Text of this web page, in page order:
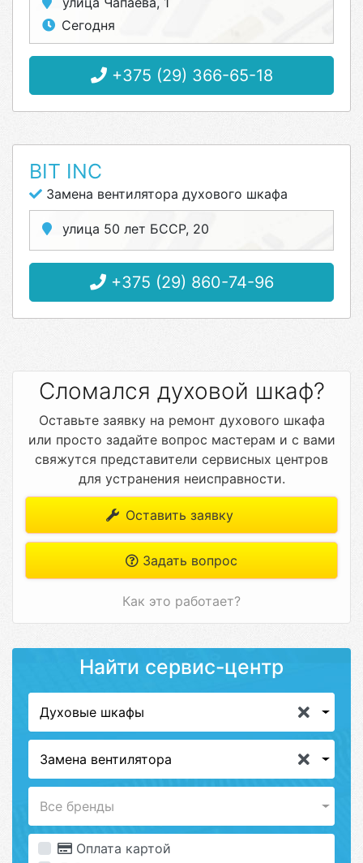
Сегодня
+375 (29) 366-65-18
BIT INC
Замена вентилятора духового шкафа
улица 50 лет БССР, 20
+375 (29) 860-74-96
Сломался духовой шкаф?
Оставьте заявку на ремонт духового шкафа
или просто задайте вопрос мастерам и с вами
свяжутся представители сервисных центров
для устранения неисправности.
Оставить заявку
Задать вопрос
Как это работает?
Найти сервис-центр
Духовые шкафы
Замена вентилятора
Все бренды
Оплата картой